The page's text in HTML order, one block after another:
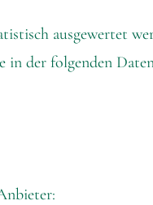
ausgewertet
in der folgenden